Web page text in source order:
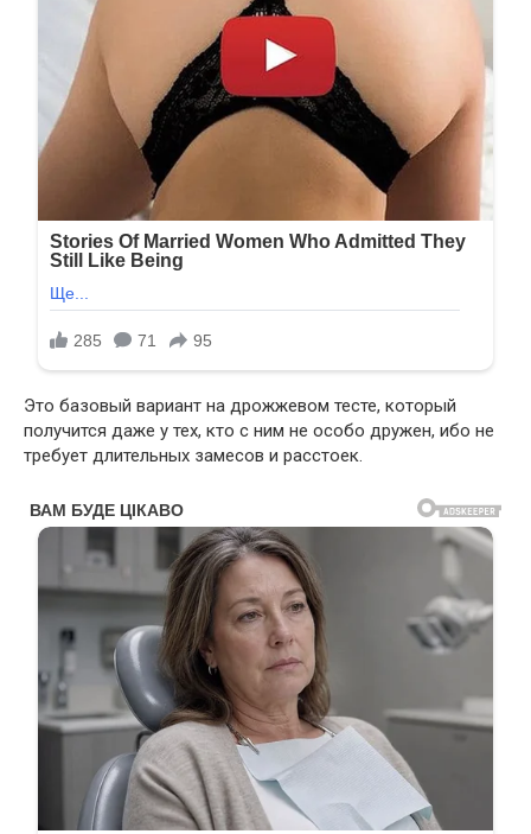
Это базовый вариант на дрожжевом тесте, который
получится даже у тех, кто с ним не особо дружен, ибо не
требует длительных замесов и расстоек.